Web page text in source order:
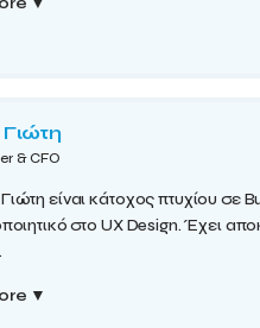
& CFO
είναι κάτοχος πτυχίου σε
στο UX Design. Έχει
▼